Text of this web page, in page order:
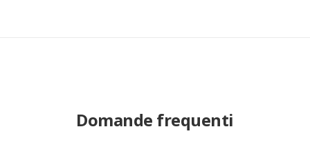
Domande frequenti